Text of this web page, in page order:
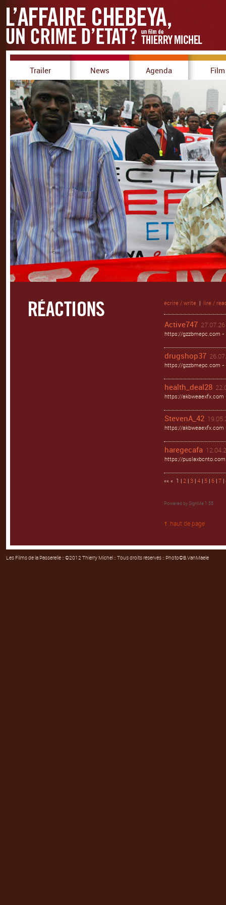
Trailer News Agenda Film
écrire / write | lire /
Active747
https://gzzbmepc.com
drugshop37
https://gzzbmepc.com
health_deal28
https://akbweaexfx.com
StevenA_42
https://akbweaexfx.com
haregecafa
https://
«« « 1 | 2 | 3 | 4 | 5 | 6 | 7 |
Powered by SignMe 1.55
haut de page
Les Films de la Passerelle:: ©2012 Thierry Michel :: Tous droits réservés :: Photo©B.VanMaele